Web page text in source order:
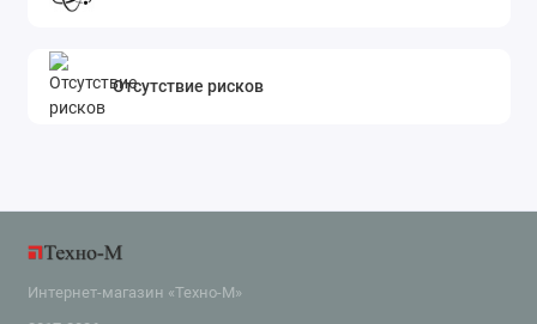
Отсутствие рисков
Интернет-магазин «Техно-М»